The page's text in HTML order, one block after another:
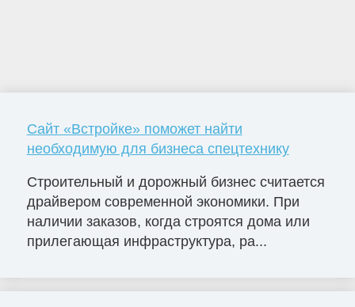
Сайт «Встройке» поможет найти
необходимую для бизнеса спецтехнику
Строительный и дорожный бизнес считается
драйвером современной экономики. При
наличии заказов, когда строятся дома или
прилегающая инфраструктура, ра...